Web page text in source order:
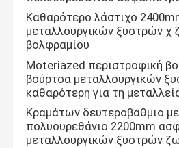
Καθαρότερο λάστιχο
μεταλλουργικών ξυστρών χ
βολφραμίου
Moteriazed περιστροφική
βούρτσα μεταλλουργικών
καθαρότερη για τη
Κραμάτων δευτεροβάθμιο
πολυουρεθάνιο 2200mm
μεταλλουργικών ξυστρών